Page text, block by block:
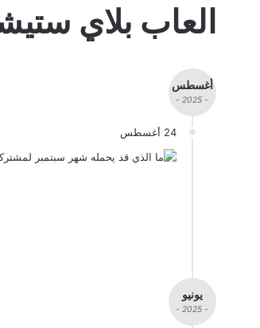
العاب بلاي
أغسطس
- 2025 -
24 أغسطس
يونيو
- 2025 -